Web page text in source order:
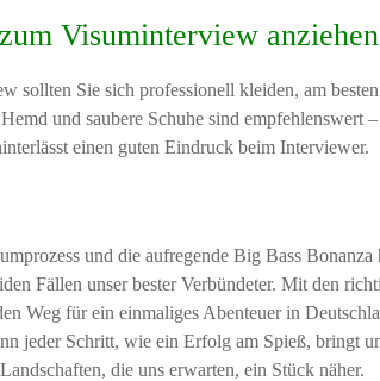
Visuminterview
sollten Sie sich professionell kleiden, am
und saubere Schuhe sind empfehlenswert
einen guten Eindruck beim Interviewer.
und die aufregende Big Bass
Fällen unser bester Verbündeter. Mit den
Weg für ein einmaliges Abenteuer in
jeder Schritt, wie ein Erfolg am Spieß, bringt
die uns erwarten, ein Stück näher.